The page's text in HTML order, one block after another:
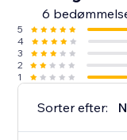
6
5
4
3
2
1
Sorter efter: